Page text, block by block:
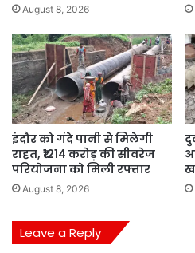
August 8, 2026
इंदौर को गंदे पानी से मिलेगी
राहत, ₹1214 करोड़ की सीवरेज
परियोजना को मिली रफ्तार
August 8, 2026
Leave a Reply